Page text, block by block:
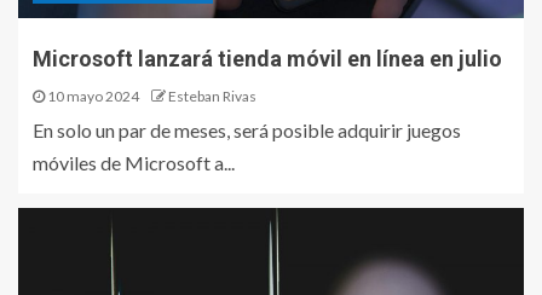
Microsoft lanzará tienda móvil en línea en julio
10 mayo 2024 Esteban Rivas
En solo un par de meses, será posible adquirir juegos
móviles de Microsoft a...